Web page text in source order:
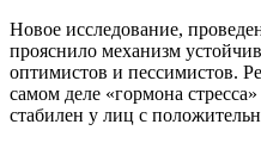
Новое исследование,
прояснило механизм
оптимистов и пессимистов.
самом деле «гормона
стабилен у лиц с